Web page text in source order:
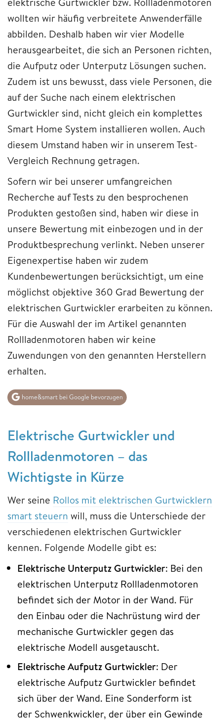
wollten wir häufig verbreitete Anwenderfälle
abbilden. Deshalb haben wir vier Modelle
herausgearbeitet, die sich an Personen richten,
die Aufputz oder Unterputz Lösungen suchen.
Zudem ist uns bewusst, dass viele Personen, die
auf der Suche nach einem elektrischen
Gurtwickler sind, nicht gleich ein komplettes
Smart Home System installieren wollen. Auch
diesem Umstand haben wir in unserem Test-
Vergleich Rechnung getragen.
Sofern wir bei unserer umfangreichen
Recherche auf Tests zu den besprochenen
Produkten gestoßen sind, haben wir diese in
unsere Bewertung mit einbezogen und in der
Produktbesprechung verlinkt. Neben unserer
Eigenexpertise haben wir zudem
Kundenbewertungen berücksichtigt, um eine
möglichst objektive 360 Grad Bewertung der
elektrischen Gurtwickler erarbeiten zu können.
Für die Auswahl der im Artikel genannten
Rollladenmotoren haben wir keine
Zuwendungen von den genannten Herstellern
erhalten.
home&smart bei Google bevorzugen
Elektrische Gurtwickler und
Rollladenmotoren – das
Wichtigste in Kürze
Wer seine Rollos mit elektrischen Gurtwicklern
smart steuern will, muss die Unterschiede der
verschiedenen elektrischen Gurtwickler
kennen. Folgende Modelle gibt es:
Elektrische Unterputz Gurtwickler: Bei den
elektrischen Unterputz Rollladenmotoren
befindet sich der Motor in der Wand. Für
den Einbau oder die Nachrüstung wird der
mechanische Gurtwickler gegen das
elektrische Modell ausgetauscht.
Elektrische Aufputz Gurtwickler: Der
elektrische Aufputz Gurtwickler befindet
sich über der Wand. Eine Sonderform ist
der Schwenkwickler, der über ein Gewinde